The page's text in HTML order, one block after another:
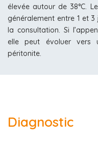
élevée autour de 38°C.
généralement entre 1 et
la consultation. Si
elle peut évoluer vers
péritonite.
Diagnostic